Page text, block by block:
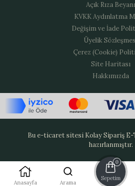
Anasayfa Arama
0
Sepetim
Açık Rıza Beyanı
KVKK Aydınlatma
Değişim ve İade
Üyelik
Çerez (Cookie)
Site Haritası
Hakkımızda
Bu e-ticaret sitesi Kolay Sipariş
hazırlanmıştır.